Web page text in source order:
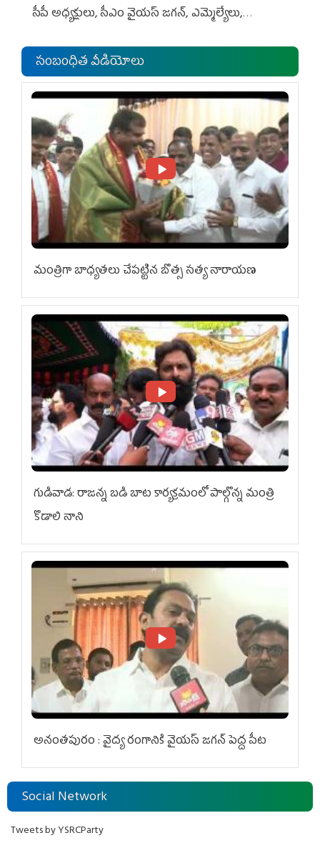
సీపీ అధ్య‌క్షులు, సీఎం వైయ‌స్ జ‌గ‌న్, ఎమ్మెల్యేలు,
సంబంధిత వీడియోలు
మంత్రిగా బాధ్యతలు చేపట్టిన బొత్స సత్య నారాయణ
గుడివాడ: రాజన్న బడి బాట కార్యక్రమంలో పాల్గొన్న మంత్రి
కొడాలి నాని
అనంతపురం : వైద్య రంగానికి వైయ‌స్ జ‌గ‌న్ పెద్ద పీట
Social Network
Tweets by YSRCParty